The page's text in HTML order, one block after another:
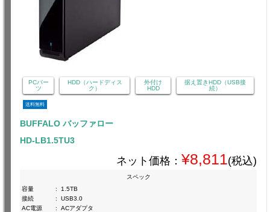
PCパー
ツ
HDD（ハードディス
ク）
外付け
HDD
据え置きHDD（USB接
続）
送料無料
BUFFALO バッファロー
HD-LB1.5TU3
ネット価格： ¥8,811 (税込)
スペック
容量
:
1.5TB
接続
:
USB3.0
AC電源
:
ACアダプタ